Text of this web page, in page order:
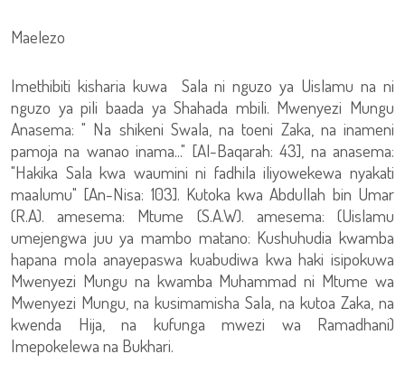
Maelezo
Imethibiti kisharia kuwa Sala ni nguzo ya Uislamu na ni
nguzo ya pili baada ya Shahada mbili. Mwenyezi Mungu
Anasema: " Na shikeni Swala, na toeni Zaka, na inameni
pamoja na wanao inama..." [Al-Baqarah: 43], na anasema:
"Hakika Sala kwa waumini ni fadhila iliyowekewa nyakati
maalumu" [An-Nisa: 103]. Kutoka kwa Abdullah bin Umar
(R.A). amesema: Mtume (S.A.W). amesema: (Uislamu
umejengwa juu ya mambo matano: Kushuhudia kwamba
hapana mola anayepaswa kuabudiwa kwa haki isipokuwa
Mwenyezi Mungu na kwamba Muhammad ni Mtume wa
Mwenyezi Mungu, na kusimamisha Sala, na kutoa Zaka, na
kwenda Hija, na kufunga mwezi wa Ramadhani)
Imepokelewa na Bukhari.